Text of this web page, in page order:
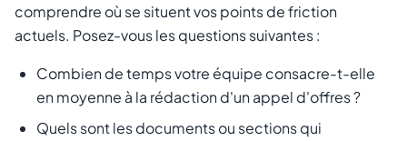
comprendre où se situent vos points de friction
actuels. Posez-vous les questions suivantes :
Combien de temps votre équipe consacre-t-elle
en moyenne à la rédaction d'un appel d'offres ?
Quels sont les documents ou sections qui